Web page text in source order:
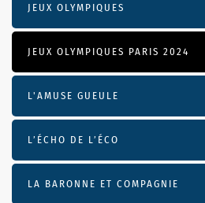
JEUX OLYMPIQUES
JEUX OLYMPIQUES PARIS 2024
L'AMUSE GUEULE
L’ÉCHO DE L’ÉCO
LA BARONNE ET COMPAGNIE